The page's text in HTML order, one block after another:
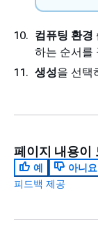
컴퓨팅 환경
하는 순서를
생성을 선택
페이지 내용이
예
아니요
피드백 제공